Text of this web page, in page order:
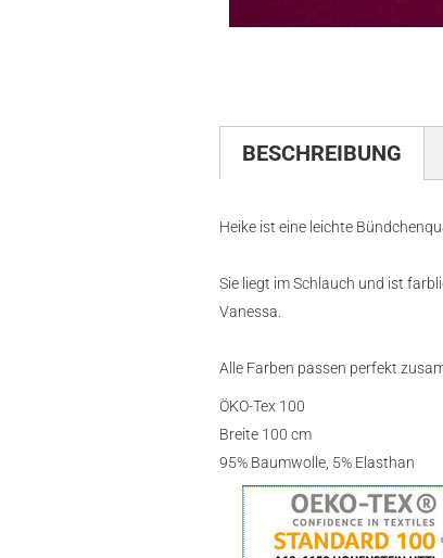
BESCHREIBUNG
Heike ist eine leichte
Sie liegt im Schlauch und ist
Vanessa.
Alle Farben passen perfekt
ÖKO-Tex 100
Breite 100 cm
95% Baumwolle, 5% Elasthan